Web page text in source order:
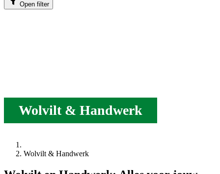
Open filter
Wolvilt & Handwerk
Wolvilt & Handwerk